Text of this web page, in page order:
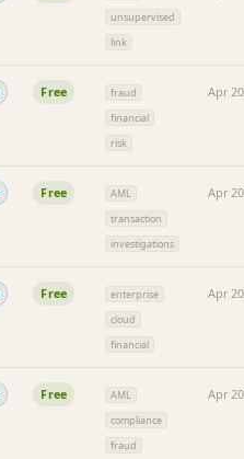
unsupervised
link
Free
fraud
financial
risk
Apr
Free
AML
transaction
investigations
Apr
Free
enterprise
cloud
financial
Apr
Free
AML
compliance
fraud
Apr